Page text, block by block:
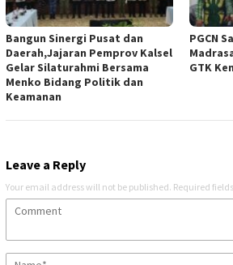
Bangun Sinergi Pusat dan
Daerah,Jajaran Pemprov Kalsel
Gelar Silaturahmi Bersama
Menko Bidang Politik dan
Keamanan
PGCN
GTK
Leave a Reply
Your email address will not be published. Required